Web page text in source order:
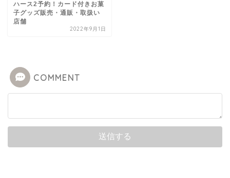
ハース2予約！カード付きお菓
子グッズ販売・通販・取扱い
店舗
2022年9月1日
COMMENT